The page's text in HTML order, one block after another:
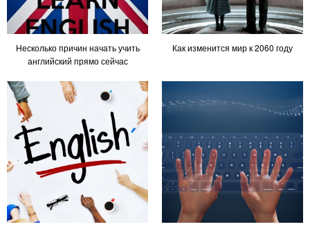
Несколько причин начать учить
английский прямо сейчас
Как изменится мир к 2060 году